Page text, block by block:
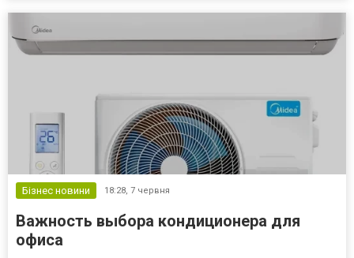
05...
Бізнес новини 18:28, 7 червня
Важность выбора кондиционера для
офиса